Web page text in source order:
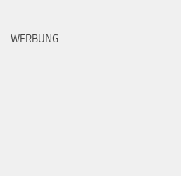
WERBUNG